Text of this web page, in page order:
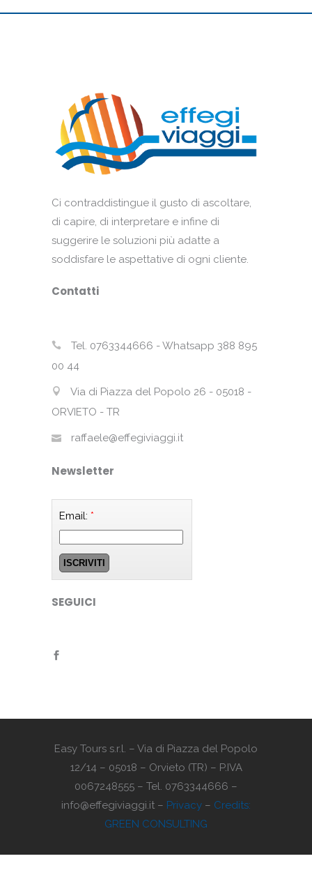
Ci contraddistingue il gusto di ascoltare,
di capire, di interpretare e infine di
suggerire le soluzioni più adatte a
soddisfare le aspettative di ogni cliente.
Contatti
Tel. 0763344666 - Whatsapp 388 895
00 44
Via di Piazza del Popolo 26 - 05018 -
ORVIETO - TR
raffaele@effegiviaggi.it
Newsletter
Email: *
SEGUICI
Easy Tours s.r.l. – Via di Piazza del Popolo
12/14 – 05018 – Orvieto (TR) – P.IVA
0067248555 – Tel. 0763344666 –
info@effegiviaggi.it – Privacy – Credits:
GREEN CONSULTING